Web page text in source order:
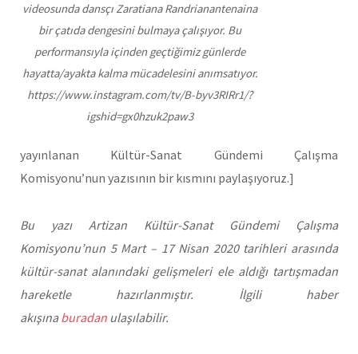
videosunda dansçı Zaratiana Randrianantenaina
bir çatıda dengesini bulmaya çalışıyor. Bu
performansıyla içinden geçtiğimiz günlerde
hayatta/ayakta kalma mücadelesini anımsatıyor.
https://www.instagram.com/tv/B-byv3RIRr1/?
igshid=gx0hzuk2paw3
yayınlanan Kültür-Sanat Gündemi Çalışma
Komisyonu’nun yazısının bir kısmını paylaşıyoruz.]
Bu yazı Artizan Kültür-Sanat Gündemi Çalışma
Komisyonu’nun 5 Mart – 17 Nisan 2020 tarihleri arasında
kültür-sanat alanındaki gelişmeleri ele aldığı tartışmadan
hareketle hazırlanmıştır. İlgili haber
akışınaburadan ulaşılabilir.